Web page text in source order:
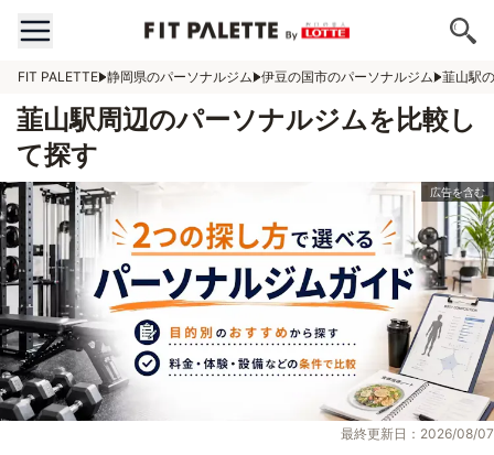
FIT PALETTE 静岡県のパーソナルジム 伊豆の国市のパーソナルジム 韮山駅
韮山駅周辺のパーソナルジムを比較し
て探す
最終更新日：2026/08/07